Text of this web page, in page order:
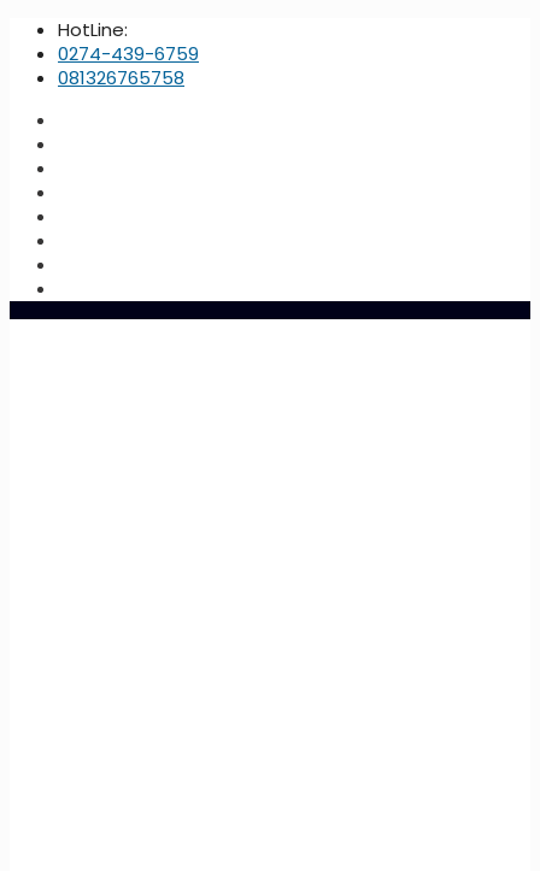
HotLine:
0274-439-6759
081326765758